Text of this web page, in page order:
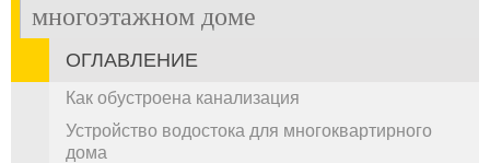
многоэтажном доме
ОГЛАВЛЕНИЕ
Как обустроена канализация
Устройство водостока для многоквартирного
дома